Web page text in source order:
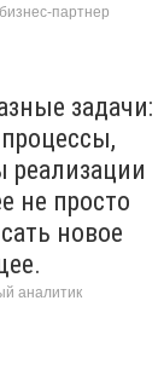
партнер
задачи:
не просто
новое
аналитик